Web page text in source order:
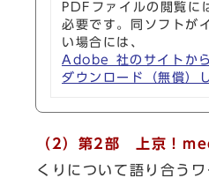
PDFファイルの閲覧
必要です。同ソフトが
い場合には、
Adobe 社のサイトか
ダウンロード（無償）
（2）第2部 上京！
くりについて語り合う